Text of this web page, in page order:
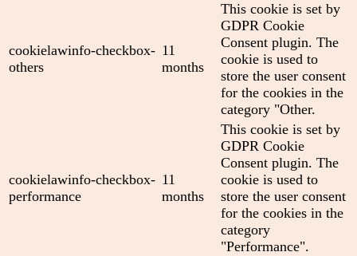
cookielawinfo-checkbox-
others
11
months
This cookie is set by
GDPR Cookie
Consent plugin. The
cookie is used to
store the user consent
for the cookies in the
category "Other.
cookielawinfo-checkbox-
performance
11
months
This cookie is set by
GDPR Cookie
Consent plugin. The
cookie is used to
store the user consent
for the cookies in the
category
"Performance".